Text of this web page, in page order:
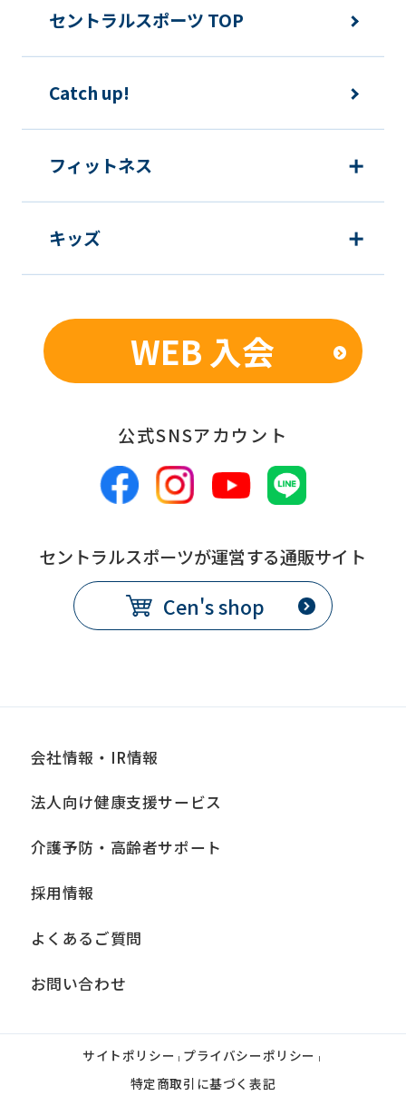
セントラルスポーツ TOP
Catch up!
フィットネス
キッズ
WEB 入会
公式SNSアカウント
セントラルスポーツが運営する通販サイト
Cen's shop
会社情報・IR情報
法人向け健康支援サービス
介護予防・高齢者サポート
採用情報
よくあるご質問
お問い合わせ
サイトポリシー | プライバシーポリシー |
特定商取引に基づく表記